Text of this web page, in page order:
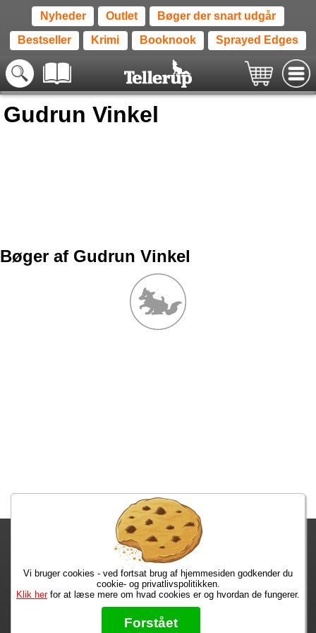
Nyheder Outlet Bøger der snart udgår
Bestseller Krimi Booknook Sprayed Edges
Gudrun Vinkel
Bøger af Gudrun Vinkel
Fragtgebyret er DKK 59,95 • Fragtgebyret bortfalder ved køb over
DKK 299,00
Bestiller du i dag, har du dine varer på tirsdag!
Max 50 kr. Bøger til en 🐕
★★★★★
Læs hvad vores kunder siger om os på Trustpilot
Vi bruger cookies - ved fortsat brug af hjemmesiden godkender du
cookie- og privatlivspolitikken.
Klik herfor at læse mere om hvad cookies er og hvordan de fungerer.
Forstået